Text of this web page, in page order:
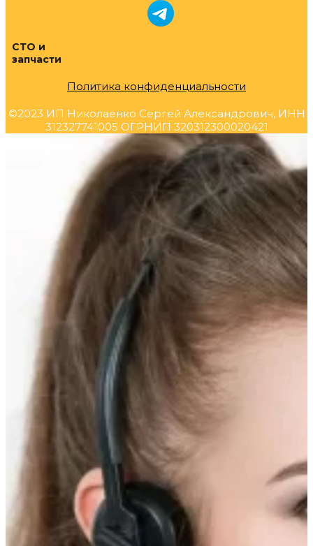
СТО и
запчасти
Политика конфиденциальности
©2023 ИП Николаенко Сергей Александрович, ИНН
312327741005 ОГРНИП 320312300020421